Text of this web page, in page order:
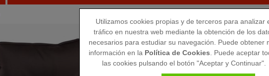
Utilizamos cookies propias y de terceros para analizar
tráfico en nuestra web mediante la obtención de los
necesarios para estudiar su navegación. Puede obtener
información en la Política de Cookies . Puede aceptar
las cookies pulsando el botón "Aceptar y Continuar".